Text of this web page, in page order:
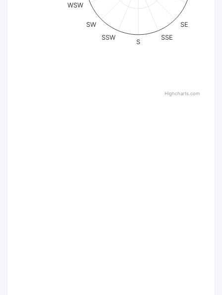
SE
SSE
S
SSW
SW
WSW
Highcharts.com